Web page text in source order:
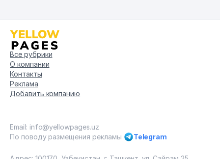
80
СЛУЖБА ПО ХРАНЕНИЮ И
РАБОТЕ С ДРАГОЦЕННЫМИ
МЕТАЛЛАМИ ПРИ
ЦЕНТРАЛЬНОМ БАНКЕ
81
83 BEMIDAVS НОУ 546 м
84 MADINA QANDOLAT ООО 547 м
Все рубрики
О компании
Контакты
Реклама
Добавить компанию
Email: info@yellowpages.uz
По поводу размещения рекламы
Telegram